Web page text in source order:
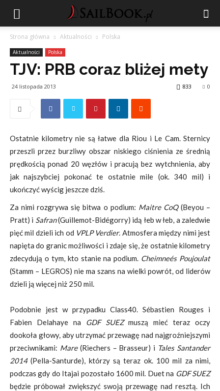
Strona główna Aktualności Polska
Aktualności Polska
TJV: PRB coraz bliżej mety
24 listopada 2013 0
833
Ostatnie kilometry nie są łatwe dla Riou i Le Cam. Sternicy
przeszli przez burzliwy obszar niskiego ciśnienia ze średnią
prędkością ponad 20 węzłów i pracują bez wytchnienia, aby
jak najszybciej pokonać te ostatnie mile (ok. 340 mil) i
ukończyć wyścig jeszcze dziś.
Za nimi rozgrywa się bitwa o podium: Maitre CoQ(Beyou –
Pratt) i Safran(Guillemot-Bidégorry) idą łeb w łeb, a zaledwie
pięć mil dzieli ich od VPLP Verdier. Atmosfera między nimi jest
napięta do granic możliwości i zdaje się, że ostatnie kilometry
zdecydują o tym, kto stanie na podium. Cheimneés Poujoulat
(Stamm – LEGROS) nie ma szans na wielki powrót, od liderów
dzieli ją więcej niż 250 mil.
Podobnie jest w przypadku Class40. Sébastien Rouges i
Fabien Delahaye na GDF SUEZmuszą mieć teraz oczy
dookoła głowy, aby utrzymać przewagę nad najgroźniejszymi
przeciwnikami: Mare (Riechers – Brasseur) i Tales Santander
2014(Pella-Santurde), którzy są teraz ok. 100 mil za nimi,
podczas gdy do Itajai pozostało 1600 mil. Duet na GDF SUEZ
będzie próbował zwiększyć swoją przewagę nad resztą. Ich